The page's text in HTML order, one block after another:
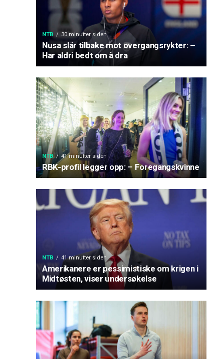
NTB 30 minutter siden
Nusa slår tilbake mot overgangsrykter: –
Har aldri bedt om å dra
NTB 41 minutter siden
RBK-profil legger opp: – Foregangskvinne
NTB 41 minutter siden
Amerikanere er pessimistiske om krigen i
Midtøsten, viser undersøkelse